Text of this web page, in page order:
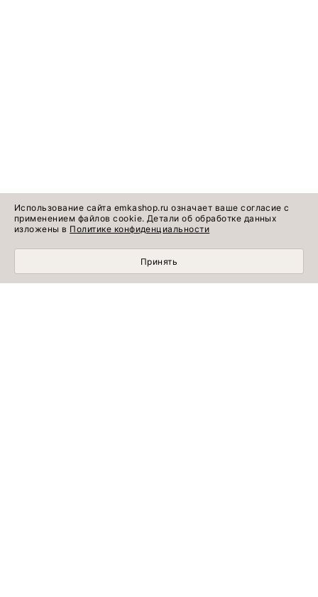
Использование сайта emkashop.ru означает ваше согласие с
применением файлов cookie. Детали об обработке данных
изложены в Политике конфиденциальности
Принять